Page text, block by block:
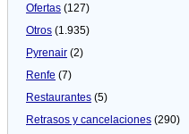
Ofertas (127)
Otros (1.935)
Pyrenair (2)
Renfe (7)
Restaurantes (5)
Retrasos y cancelaciones (290)